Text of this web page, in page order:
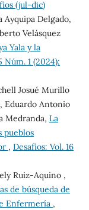
(jul-dic)
Ayquipa Delgado,
Velásquez
Yala y la
Núm. 1 (2024):
Josué Murillo
Eduardo Antonio
Medranda, La
pueblos
, Desafíos: Vol. 16
Ruiz-Aquino ,
de búsqueda de
Enfermería ,